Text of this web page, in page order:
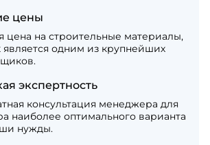
цены
цена на строительные материалы,
является одним из крупнейших
экспертность
консультация менеджера для
наиболее оптимального варианта
нужды.